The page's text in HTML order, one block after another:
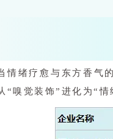
名顺序不分先后）
情绪疗愈与东方香气
“嗅觉装饰”进化为“